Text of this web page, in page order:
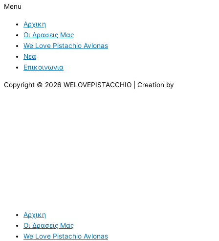
Menu
Αρχικη
Οι Δρασεις Μας
We Love Pistachio Avlonas
Νεα
Επικοινωνια
Copyright © 2026 WELOVEPISTACCHIO | Creation by
Αρχικη
Οι Δρασεις Μας
We Love Pistachio Avlonas